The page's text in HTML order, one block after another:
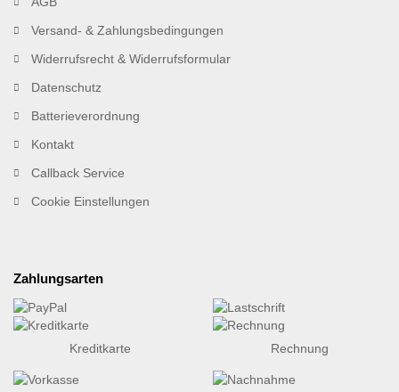
Versand- & Zahlungsbedingungen
Widerrufsrecht & Widerrufsformular
Datenschutz
Batterieverordnung
Kontakt
Callback Service
Cookie Einstellungen
Zahlungsarten
Kreditkarte Rechnung